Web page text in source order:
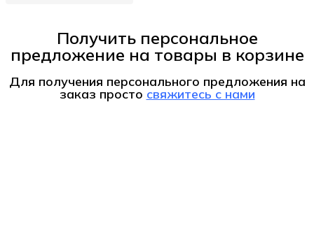
Получить персональное
предложение на товары в корзине
Для получения персонального предложения на
заказ просто свяжитесь с нами